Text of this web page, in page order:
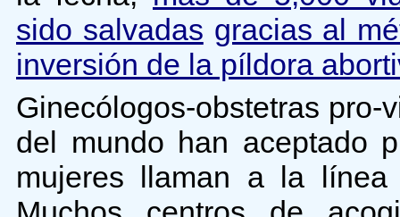
sido salvadas gracias al
inversión de la píldora
Ginecólogos-obstetras pro-
del mundo han aceptado
mujeres llaman a la